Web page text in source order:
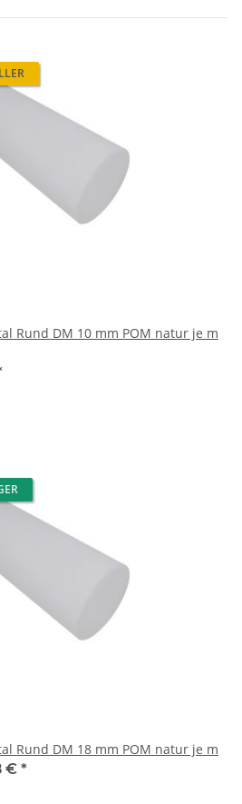
Rund DM 10 mm POM natur je m
Rund DM 18 mm POM natur je m
€ *